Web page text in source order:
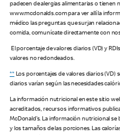
padecen de alergias alimentarias o tienen
www.mcdonalds.com para ver allí la
médico las preguntas que surjan
comida, comunícate directamente con
El porcentaje de valores diarios (VD) y
valores no redondeados.
**Los porcentajes de valores diarios (VD)
diarios varían según las necesidades
La información nutricional en este sitio
acreditados, recursos informativos
McDonald’s. La información nutricional
y los tamaños de las porciones. Las